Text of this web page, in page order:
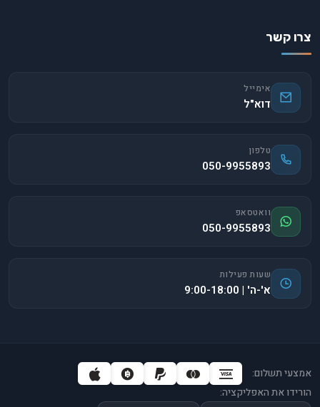
צרו קשר
אימייל
דוא"ל
טלפון
050-9955893
וואטסאפ
050-9955893
שעות פעילות
א'-ה' | 9:00-18:00
אמצעי תשלום:
הורידו את האפליקציה: